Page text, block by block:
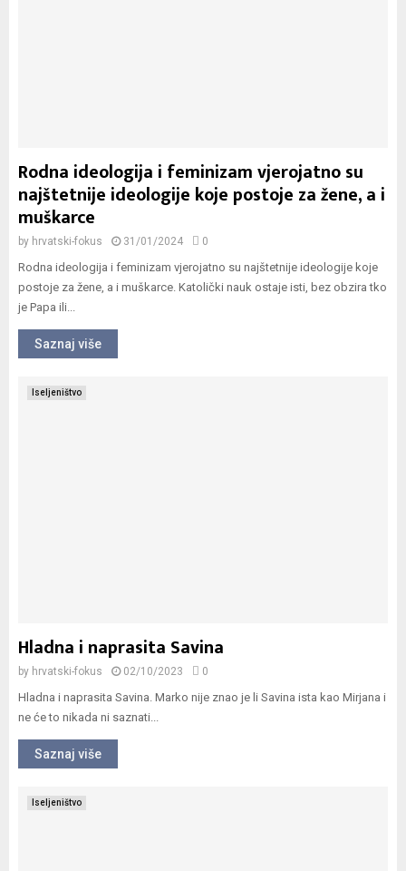
Rodna ideologija i feminizam vjerojatno su
najštetnije ideologije koje postoje za žene, a i
muškarce
by hrvatski-fokus 31/01/2024 0
Rodna ideologija i feminizam vjerojatno su najštetnije ideologije koje
postoje za žene, a i muškarce. Katolički nauk ostaje isti, bez obzira tko
je Papa ili...
Saznaj više
Iseljeništvo
Hladna i naprasita Savina
by hrvatski-fokus 02/10/2023 0
Hladna i naprasita Savina. Marko nije znao je li Savina ista kao Mirjana i
ne će to nikada ni saznati...
Saznaj više
Iseljeništvo